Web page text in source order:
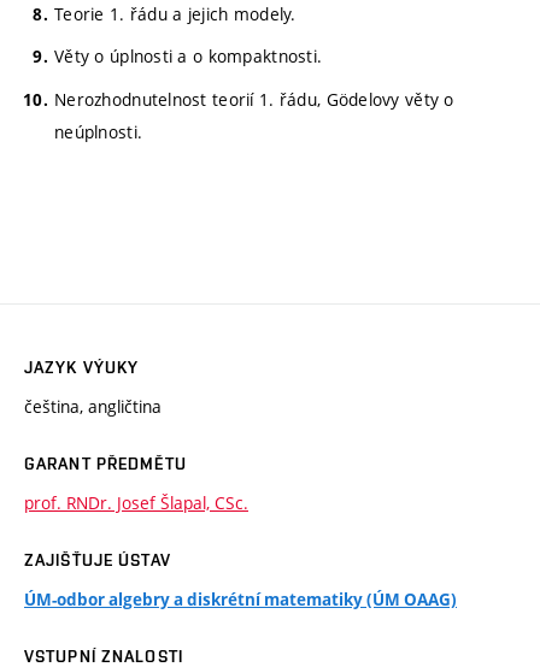
Teorie 1. řádu a jejich modely.
Věty o úplnosti a o kompaktnosti.
Nerozhodnutelnost teorií 1. řádu, Gödelovy věty o
neúplnosti.
JAZYK VÝUKY
čeština, angličtina
GARANT PŘEDMĚTU
prof. RNDr. Josef Šlapal, CSc.
ZAJIŠŤUJE ÚSTAV
ÚM-odbor algebry a diskrétní matematiky (ÚM OAAG)
VSTUPNÍ ZNALOSTI